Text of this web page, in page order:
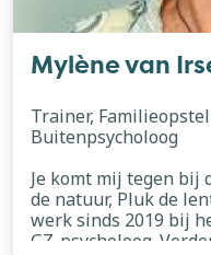
Mylène van
Trainer,
Buitenpsycholoog
Je komt mij tegen bij
de natuur, Pluk de
werk sinds 2019 bij
GZ-psycholoog.